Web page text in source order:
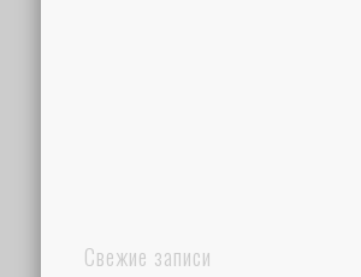
Свежие записи